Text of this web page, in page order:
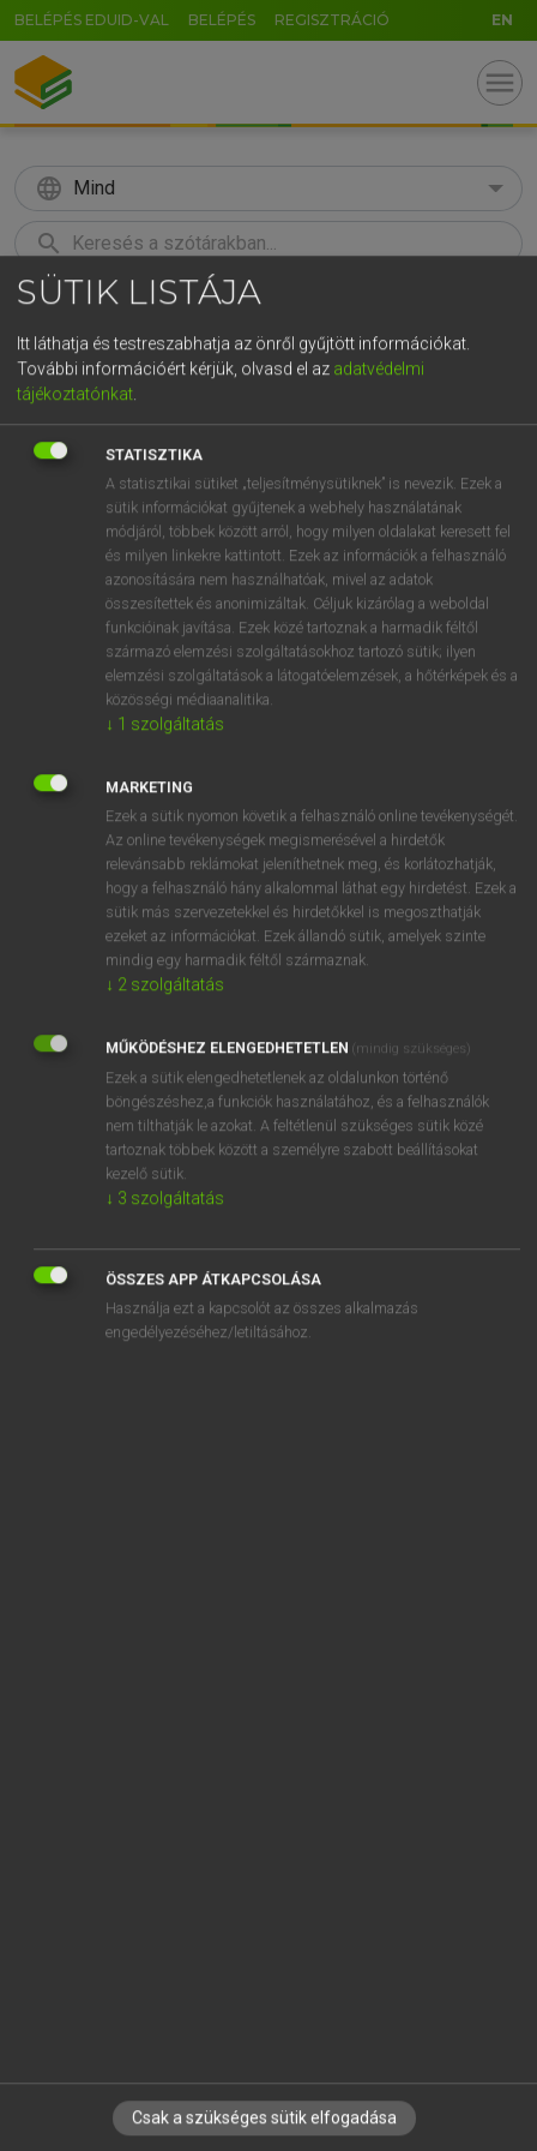
BELÉPÉS EDUID-VAL BELÉPÉS REGISZTRÁCIÓ EN
menu
language Mind
search
KERESÉS
Európai uniós terminológiai szótár
VAN ELŐFIZETÉSED?
Van előfizetésem a teljes szócikk megtekintéséhez.
BELÉPÉS
NINCS ELŐFIZETÉSED?
Nincs regisztrációm és előfizetésem. A szótár 2 órás,
díjmentes próbaverziójának elindításához regisztrálok és
belépek.
REGISZTRÁCIÓ
EURÓPAI UNIÓS TERMINOLÓGIAI SZÓTÁR
Kapcsolódó anyagok
fűrészfarkú cápa
IRATKOZZ FEL HÍRLEVELÜNKRE!
SÜTIK LISTÁJA
Itt láthatja és testreszabhatja az önről gyűjtött információkat.
További információért kérjük, olvasd el az adatvédelmi
tájékoztatónkat.
STATISZTIKA
A statisztikai sütiket „teljesítménysütiknek” is nevezik. Ezek a
sütik információkat gyűjtenek a webhely használatának
módjáról, többek között arról, hogy milyen oldalakat keresett fel
és milyen linkekre kattintott. Ezek az információk a felhasználó
azonosítására nem használhatóak, mivel az adatok
összesítettek és anonimizáltak. Céljuk kizárólag a weboldal
funkcióinak javítása. Ezek közé tartoznak a harmadik féltől
származó elemzési szolgáltatásokhoz tartozó sütik; ilyen
elemzési szolgáltatások a látogatóelemzések, a hőtérképek és a
közösségi médiaanalitika.
↓ 1 szolgáltatás
MARKETING
Ezek a sütik nyomon követik a felhasználó online tevékenységét.
Az online tevékenységek megismerésével a hirdetők
relevánsabb reklámokat jeleníthetnek meg, és korlátozhatják,
hogy a felhasználó hány alkalommal láthat egy hirdetést. Ezek a
sütik más szervezetekkel és hirdetőkkel is megoszthatják
ezeket az információkat. Ezek állandó sütik, amelyek szinte
mindig egy harmadik féltől származnak.
↓ 2 szolgáltatás
MŰKÖDÉSHEZ ELENGEDHETETLEN (mindig szükséges)
Ezek a sütik elengedhetetlenek az oldalunkon történő
böngészéshez,a funkciók használatához, és a felhasználók
nem tilthatják le azokat. A feltétlenül szükséges sütik közé
tartoznak többek között a személyre szabott beállításokat
kezelő sütik.
↓ 3 szolgáltatás
ÖSSZES APP ÁTKAPCSOLÁSA
Használja ezt a kapcsolót az összes alkalmazás
engedélyezéséhez/letiltásához.
Csak a szükséges sütik elfogadása
GR
t z u i o p
g h j k l é á ű Ω
n m , . AltGr